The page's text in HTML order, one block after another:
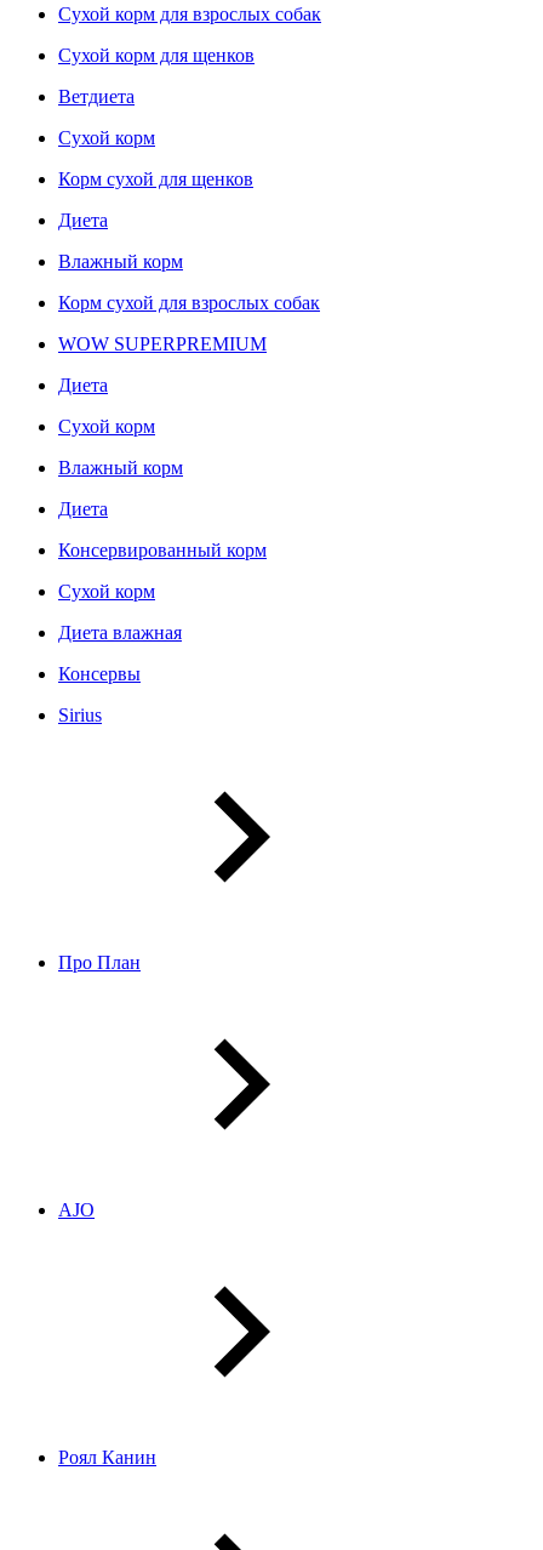
Сухой корм для взрослых собак
Сухой корм для щенков
Ветдиета
Сухой корм
Корм сухой для щенков
Диета
Влажный корм
Корм сухой для взрослых собак
WOW SUPERPREMIUM
Диета
Сухой корм
Влажный корм
Диета
Консервированный корм
Сухой корм
Диета влажная
Консервы
Sirius
Про План
AJO
Роял Канин